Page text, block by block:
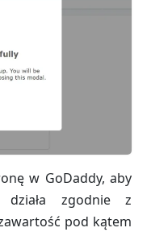
w GoDaddy, aby
zgodnie z
pod kątem